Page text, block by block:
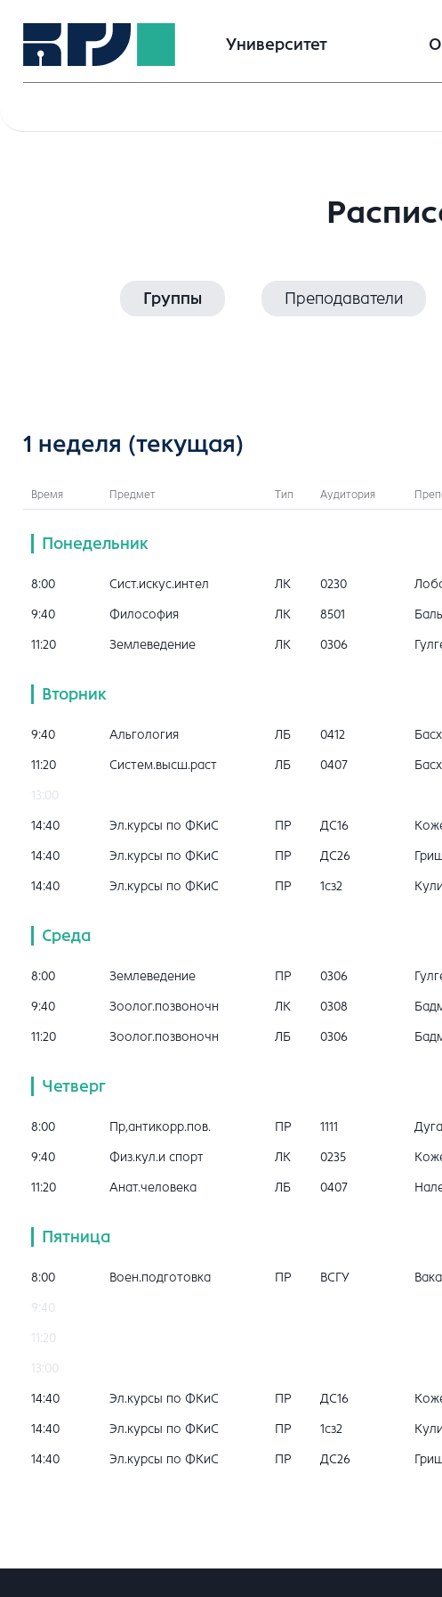
Университет
Группы Преподаватели
1 неделя (текущая)
Время Предмет Тип Аудитория
Понедельник
8:00 Сист.искус.интел ЛК 0230
9:40 Философия ЛК 8501
11:20 Землеведение ЛК 0306
Вторник
9:40 Альгология ЛБ 0412
11:20 Систем.высш.раст ЛБ 0407
13:00
14:40 Эл.курсы по ФКиС ПР ДС16
14:40 Эл.курсы по ФКиС ПР ДС26
14:40 Эл.курсы по ФКиС ПР 1сз2
Среда
8:00 Землеведение ПР 0306
9:40 Зоолог.позвоночн ЛК 0308
11:20 Зоолог.позвоночн ЛБ 0306
Четверг
8:00 Пр,антикорр.пов. ПР 1111
9:40 Физ.кул.и спорт ЛК 0235
11:20 Анат.человека ЛБ 0407
Пятница
8:00 Воен.подготовка ПР ВСГУ
9:40
11:20
13:00
14:40 Эл.курсы по ФКиС ПР ДС16
14:40 Эл.курсы по ФКиС ПР 1сз2
14:40 Эл.курсы по ФКиС ПР ДС26